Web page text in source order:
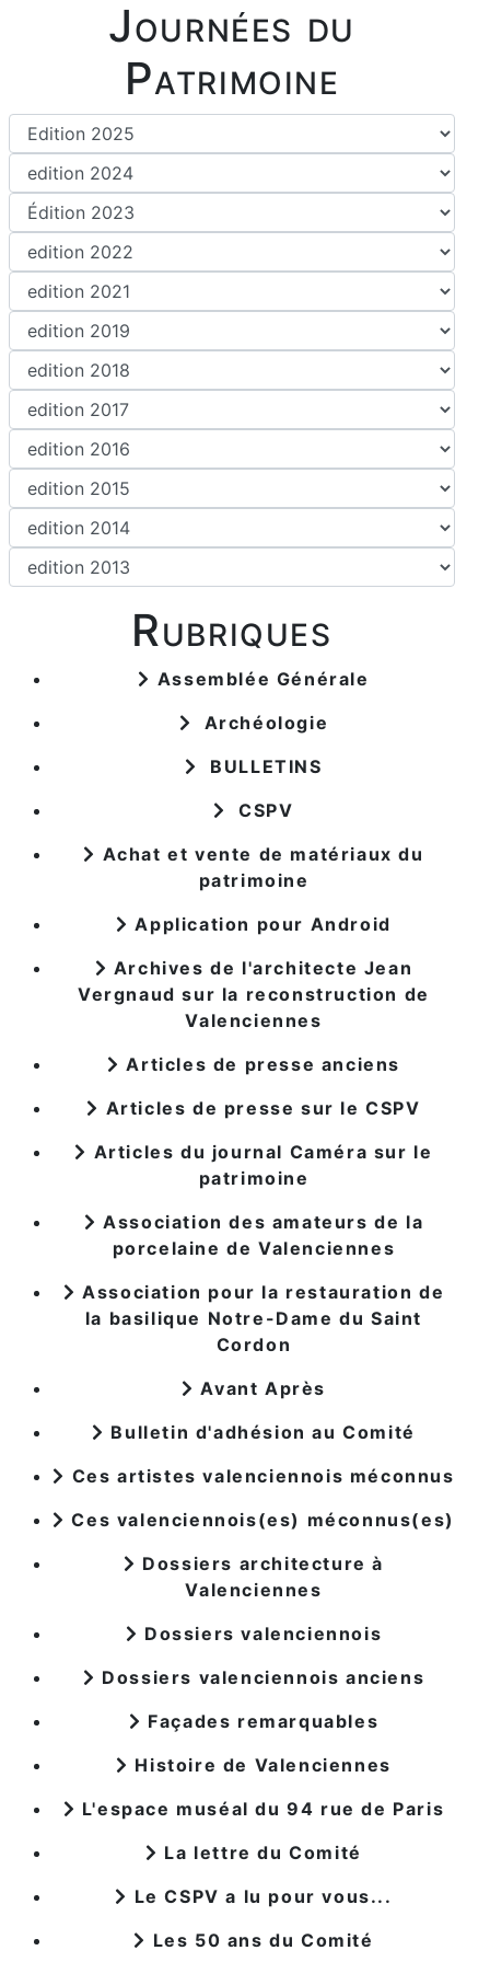
Journées du
Patrimoine
Rubriques
Assemblée Générale
Archéologie
BULLETINS
CSPV
Achat et vente de matériaux du
patrimoine
Application pour Android
Archives de l'architecte Jean
Vergnaud sur la reconstruction de
Valenciennes
Articles de presse anciens
Articles de presse sur le CSPV
Articles du journal Caméra sur le
patrimoine
Association des amateurs de la
porcelaine de Valenciennes
Association pour la restauration de
la basilique Notre-Dame du Saint
Cordon
Avant Après
Bulletin d'adhésion au Comité
Ces artistes valenciennois méconnus
Ces valenciennois(es) méconnus(es)
Dossiers architecture à
Valenciennes
Dossiers valenciennois
Dossiers valenciennois anciens
Façades remarquables
Histoire de Valenciennes
L'espace muséal du 94 rue de Paris
La lettre du Comité
Le CSPV a lu pour vous...
Les 50 ans du Comité